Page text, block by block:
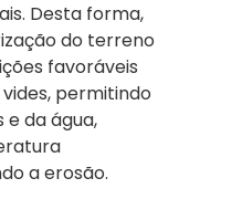
Desta forma,
do terreno
favoráveis
permitindo
e da água,
a erosão.